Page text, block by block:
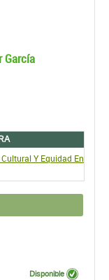
García
Y Equidad En La
Disponible